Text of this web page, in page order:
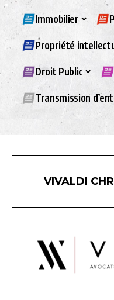
Immobilier
Propriété
Droit Public
Transmission
VIVALDI